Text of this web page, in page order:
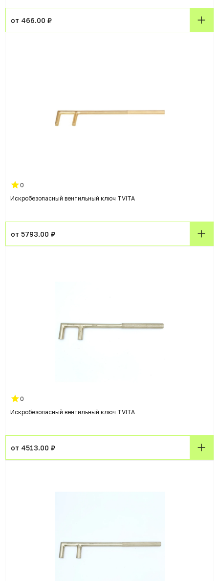
от 466.00 ₽
0
Искробезопасный вентильный ключ TVITA
от 5793.00 ₽
0
Искробезопасный вентильный ключ TVITA
от 4513.00 ₽